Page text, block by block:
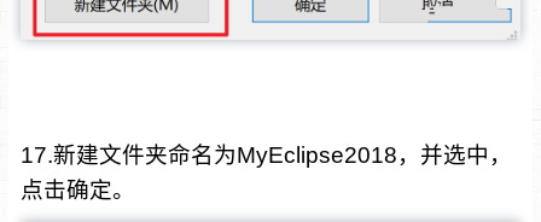
17.新建文件夹命名为MyEclipse2018，并选中，
点击确定。